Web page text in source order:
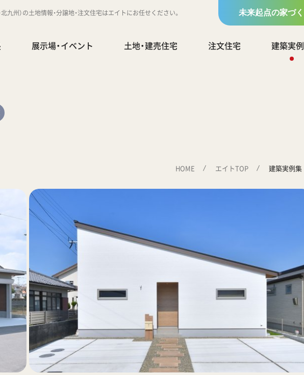
北九州）の土地情報・分譲地・注文住宅はエイトにお任せください。 未来起点の家づ
展示場・イベント 土地・建売住宅 注文住宅 建築実
HOME エイトTOP 建築実例集